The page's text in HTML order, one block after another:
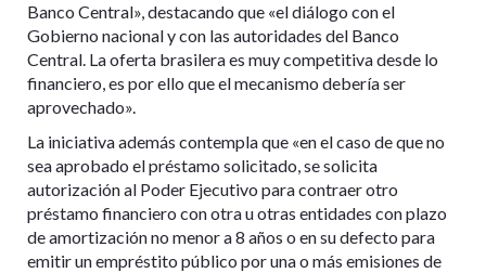
Banco Central», destacando que «el diálogo con el
Gobierno nacional y con las autoridades del Banco
Central. La oferta brasilera es muy competitiva desde lo
financiero, es por ello que el mecanismo debería ser
aprovechado».
La iniciativa además contempla que «en el caso de que no
sea aprobado el préstamo solicitado, se solicita
autorización al Poder Ejecutivo para contraer otro
préstamo financiero con otra u otras entidades con plazo
de amortización no menor a 8 años o en su defecto para
emitir un empréstito público por una o más emisiones de